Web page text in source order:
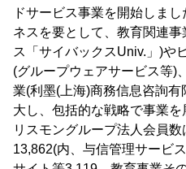
ドサービス事業を開始しま
ネスを要として、教育関連
ス「サイバックスUniv.」)や
(グループウェアサービス等)
業(利墨(上海)商務信息咨詢
大し、包括的な戦略で事業を
リスモングループ法人会員
13,862(内、与信管理サービ